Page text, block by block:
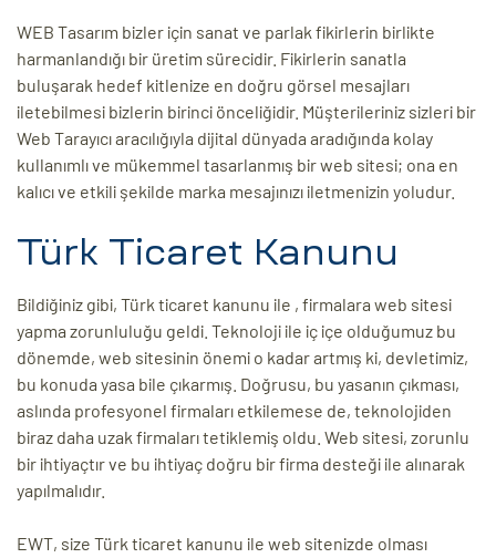
WEB Tasarım bizler için sanat ve parlak fikirlerin birlikte
harmanlandığı bir üretim sürecidir. Fikirlerin sanatla
buluşarak hedef kitlenize en doğru görsel mesajları
iletebilmesi bizlerin birinci önceliğidir. Müşterileriniz sizleri bir
Web Tarayıcı aracılığıyla dijital dünyada aradığında kolay
kullanımlı ve mükemmel tasarlanmış bir web sitesi; ona en
kalıcı ve etkili şekilde marka mesajınızı iletmenizin yoludur.
Türk Ticaret Kanunu
Bildiğiniz gibi, Türk ticaret kanunu ile , firmalara web sitesi
yapma zorunluluğu geldi. Teknoloji ile iç içe olduğumuz bu
dönemde, web sitesinin önemi o kadar artmış ki, devletimiz,
bu konuda yasa bile çıkarmış. Doğrusu, bu yasanın çıkması,
aslında profesyonel firmaları etkilemese de, teknolojiden
biraz daha uzak firmaları tetiklemiş oldu. Web sitesi, zorunlu
bir ihtiyaçtır ve bu ihtiyaç doğru bir firma desteği ile alınarak
yapılmalıdır.
EWT, size Türk ticaret kanunu ile web sitenizde olması